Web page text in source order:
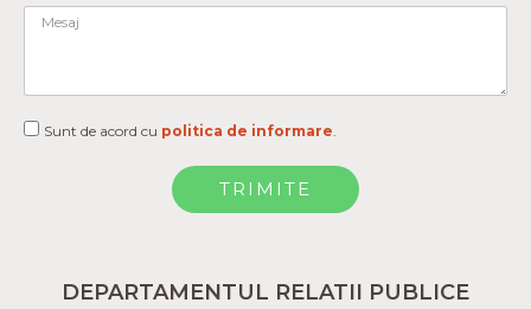
Sunt de acord cu politica de informare
TRIMITE
DEPARTAMENTUL RELATII PUBLICE